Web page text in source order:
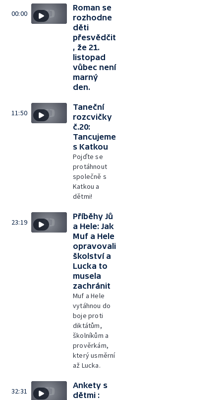
00:00
Roman se
rozhodne
děti
přesvědčit
, že 21.
listopad
vůbec není
marný
den.
11:50
Taneční
rozcvičky
č.20:
Tancujeme
s Katkou
Pojďte se
protáhnout
společně s
Katkou a
dětmi!
23:19
Příběhy Jů
a Hele: Jak
Muf a Hele
opravovali
školství a
Lucka to
musela
zachránit
Muf a Hele
vytáhnou do
boje proti
diktátům,
školníkům a
prověrkám,
který usměrní
až Lucka.
32:31
Ankety s
dětmi :